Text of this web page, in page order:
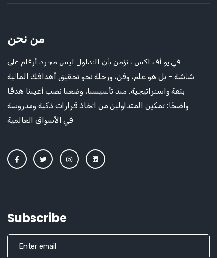
من نحن
في يو أف اكس ، نؤمن بأن التداول ليس مجرد أرقام على
شاشة – بل هو علم، وفن، ورحلة نحو تحقيق أهدافك المالية
بثقة واستراتيجية. منذ تأسيسنا، وضعنا نصب أعيننا هدفًا
واضحًا: تمكين المتداولين من اتخاذ قرارات ذكية ومدروسة
في الأسواق العالمية
Subscribe